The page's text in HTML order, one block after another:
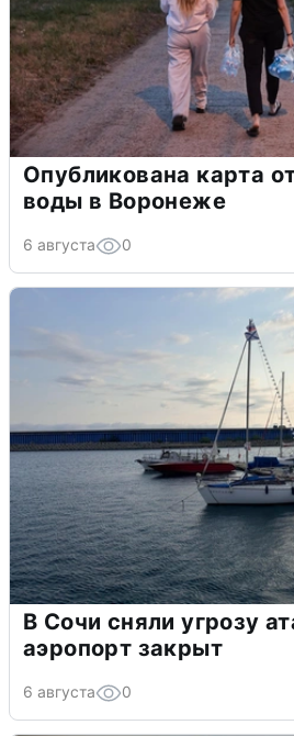
Опубликована карта
воды в Воронеже
6 августа 0
В Сочи сняли угрозу
аэропорт закрыт
6 августа 0